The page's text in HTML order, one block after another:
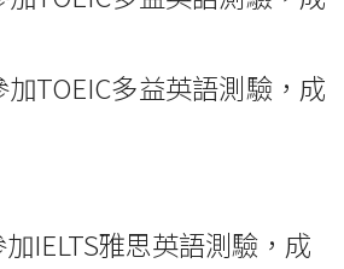
TOEIC多益英語測驗，成
IELTS雅思英語測驗，成